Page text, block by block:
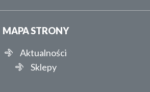
MAPA STRONY
Aktualności
Sklepy